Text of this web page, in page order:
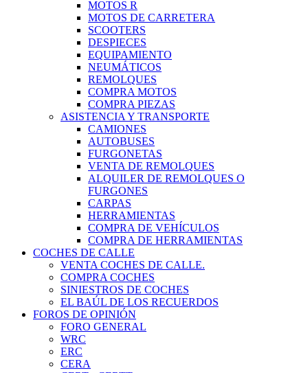
MOTOS R
MOTOS DE CARRETERA
SCOOTERS
DESPIECES
EQUIPAMIENTO
NEUMÁTICOS
REMOLQUES
COMPRA MOTOS
COMPRA PIEZAS
ASISTENCIA Y TRANSPORTE
CAMIONES
AUTOBUSES
FURGONETAS
VENTA DE REMOLQUES
ALQUILER DE REMOLQUES O
FURGONES
CARPAS
HERRAMIENTAS
COMPRA DE VEHÍCULOS
COMPRA DE HERRAMIENTAS
COCHES DE CALLE
VENTA COCHES DE CALLE.
COMPRA COCHES
SINIESTROS DE COCHES
EL BAÚL DE LOS RECUERDOS
FOROS DE OPINIÓN
FORO GENERAL
WRC
ERC
CERA